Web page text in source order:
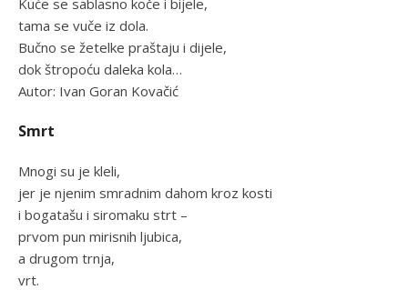
tama se vuče iz dola.
Bučno se žetelke praštaju i dijele,
dok štropoću daleka kola…
Autor: Ivan Goran Kovačić
Smrt
Mnogi su je kleli,
jer je njenim smradnim dahom kroz kosti
i bogatašu i siromaku strt –
prvom pun mirisnih ljubica,
a drugom trnja,
vrt.